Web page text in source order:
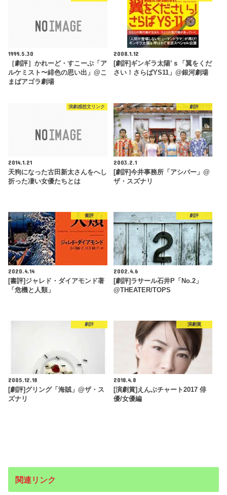
1999.5.30
［劇評］かれーど・すこーぷ「ア
ルケミスト〜緋色の思い出」@こ
まばアゴラ劇場
2008.1.12
[劇評]ギンギラ太陽’ｓ「翼をくだ
さい！さらばYS11」@銀河劇場
演劇感想文リンク
2014.1.21
天狗になった古田新太さんをへし
折った凄い女優たちとは
劇評
2003.2.1
[劇評]今井事務所「アシバー」@
ザ・スズナリ
書評
2020.4.14
[書評]ジャレド・ダイアモンド著
「危機と人類」
劇評
2002.4.6
[劇評]ラサール石井P「No.2」
@THEATER/TOPS
劇評
2005.12.18
[劇評]グリング「海賊」@ザ・ス
ズナリ
演劇賞
2018.4.8
[演劇賞]えんぶチャート2017 俳
優/女優編
関連リンク